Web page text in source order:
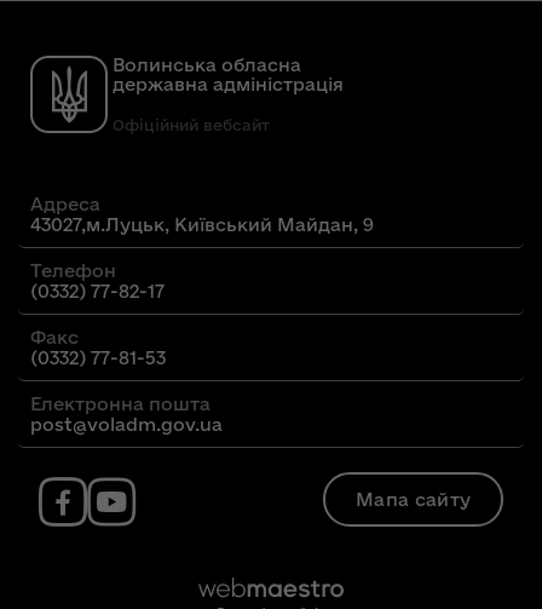
Волинська обласна
державна адміністрація
Офіційний вебсайт
Адреса
43027,м.Луцьк, Київський Майдан, 9
Телефон
(0332) 77-82-17
Факс
(0332) 77-81-53
Електронна пошта
post@voladm.gov.ua
Мапа сайту